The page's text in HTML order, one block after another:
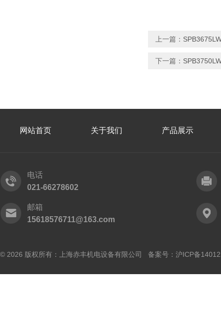
上一篇：
下一篇：
网站首页 关于我们 产品展示
电话
021-66278602
邮箱
15618576711@163.com
© 2026 版权所有：上海赤丰机电设备有限公司 备案号： 沪ICP备